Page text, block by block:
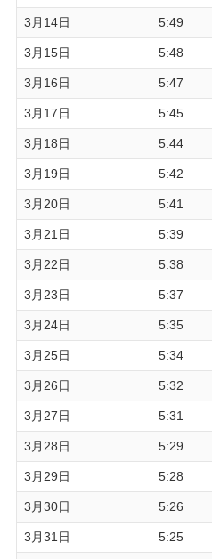
3月14日 5:49
3月15日 5:48
3月16日 5:47
3月17日 5:45
3月18日 5:44
3月19日 5:42
3月20日 5:41
3月21日 5:39
3月22日 5:38
3月23日 5:37
3月24日 5:35
3月25日 5:34
3月26日 5:32
3月27日 5:31
3月28日 5:29
3月29日 5:28
3月30日 5:26
3月31日 5:25